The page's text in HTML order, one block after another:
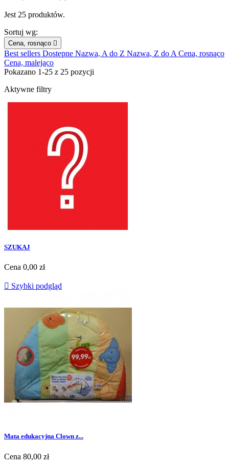
Jest 25 produktów.
Sortuj wg:
Cena, rosnąco 
Best sellers Dostępne Nazwa, A do Z Nazwa, Z do A Cena, rosnąco
Cena, malejąco
Pokazano 1-25 z 25 pozycji
Aktywne filtry
SZUKAJ
Cena 0,00 zł
 Szybki podgląd
Mata edukacyjna Clown z...
Cena 80,00 zł